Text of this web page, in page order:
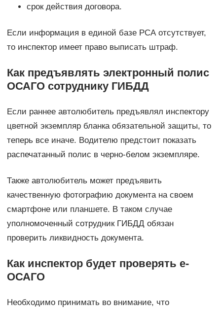
срок действия договора.
Если информация в единой базе РСА отсутствует,
то инспектор имеет право выписать штраф.
Как предъявлять электронный полис
ОСАГО сотруднику ГИБДД
Если раннее автолюбитель предъявлял инспектору
цветной экземпляр бланка обязательной защиты, то
теперь все иначе. Водителю предстоит показать
распечатанный полис в черно-белом экземпляре.
Также автолюбитель может предъявить
качественную фотографию документа на своем
смартфоне или планшете. В таком случае
уполномоченный сотрудник ГИБДД обязан
проверить ликвидность документа.
Как инспектор будет проверять е-
ОСАГО
Необходимо принимать во внимание, что